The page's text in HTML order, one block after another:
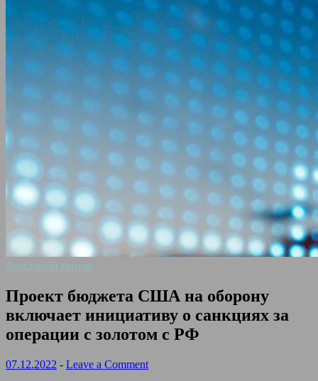
Фондовый рынок
Проект бюджета США на оборону
включает инициативу о санкциях за
операции с золотом с РФ
07.12.2022 - Leave a Comment